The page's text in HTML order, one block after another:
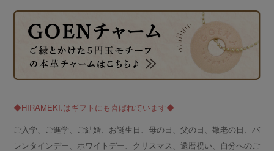
◆HIRAMEKI.はギフトにも喜ばれています◆
ご入学、ご進学、ご結婚、お誕生日、母の日、父の日、敬老の日、バ
レンタインデー、ホワイトデー、クリスマス、還暦祝い、自分へのご